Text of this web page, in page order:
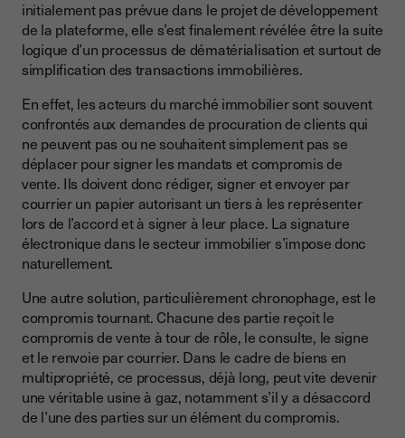
initialement pas prévue dans le projet de développement
de la plateforme, elle s’est finalement révélée être la suite
logique d’un processus de dématérialisation et surtout de
simplification des transactions immobilières.
En effet, les acteurs du marché immobilier sont souvent
confrontés aux demandes de procuration de clients qui
ne peuvent pas ou ne souhaitent simplement pas se
déplacer pour signer les mandats et compromis de
vente. Ils doivent donc rédiger, signer et envoyer par
courrier un papier autorisant un tiers à les représenter
lors de l’accord et à signer à leur place. La signature
électronique dans le secteur immobilier s’impose donc
naturellement.
Une autre solution, particulièrement chronophage, est le
compromis tournant. Chacune des partie reçoit le
compromis de vente à tour de rôle, le consulte, le signe
et le renvoie par courrier. Dans le cadre de biens en
multipropriété, ce processus, déjà long, peut vite devenir
une véritable usine à gaz, notamment s’il y a désaccord
de l’une des parties sur un élément du compromis.